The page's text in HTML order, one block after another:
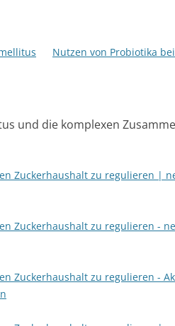
Nutzen von Probiotika
und die komplexen
Zuckerhaushalt zu regulieren |
Zuckerhaushalt zu regulieren -
Zuckerhaushalt zu regulieren -